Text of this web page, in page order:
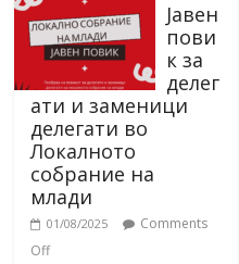
Јавен
пови
к за
делег
ати и заменици
делегати во
Локалното
собрание на
млади
01/08/2025
Comments
Off